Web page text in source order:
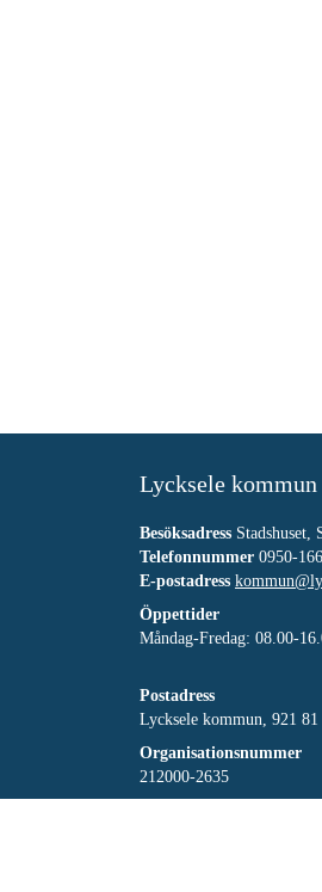
Lycksele kommun
Besöksadress Stadshuset,
Telefonnummer 0950-
E-postadress
Öppettider
Måndag-Fredag: 08.00-
Postadress
Lycksele kommun, 921 81
Organisationsnummer
212000-2635